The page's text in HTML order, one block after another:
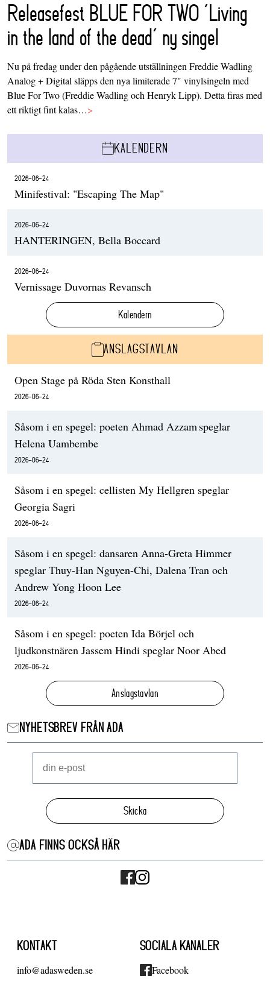
Releasefest BLUE FOR TWO ‘Living
in the land of the dead’ ny singel
Nu på fredag under den pågående utställningen Freddie Wadling
Analog + Digital släpps den nya limiterade 7" vinylsingeln med
Blue For Two (Freddie Wadling och Henryk Lipp). Detta firas med
ett riktigt fint kalas…>
KALENDERN
2026-06-24
Minifestival: "Escaping The Map"
2026-06-24
HANTERINGEN, Bella Boccard
2026-06-24
Vernissage Duvornas Revansch
Kalendern
ANSLAGSTAVLAN
Open Stage på Röda Sten Konsthall
2026-06-24
Såsom i en spegel: poeten Ahmad Azzam speglar
Helena Uambembe
2026-06-24
Såsom i en spegel: cellisten My Hellgren speglar
Georgia Sagri
2026-06-24
Såsom i en spegel: dansaren Anna-Greta Himmer
speglar Thuy-Han Nguyen-Chi, Dalena Tran och
Andrew Yong Hoon Lee
2026-06-24
Såsom i en spegel: poeten Ida Börjel och
ljudkonstnären Jassem Hindi speglar Noor Abed
2026-06-24
Anslagstavlan
NYHETSBREV FRÅN ADA
Skicka
ADA FINNS OCKSÅ HÄR
KONTAKT
info@adasweden.se
SOCIALA KANALER
Facebook